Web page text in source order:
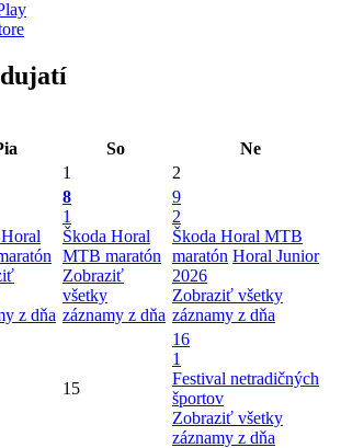
So
Ne
1 2
z dňa
8
1
Škoda Horal
MTB maratón
Zobraziť
všetky
záznamy z dňa
9
2
Škoda Horal MTB
maratón Horal Junior
2026
Zobraziť všetky
záznamy z dňa
15
16
1
Festival netradičných
športov
Zobraziť všetky
záznamy z dňa